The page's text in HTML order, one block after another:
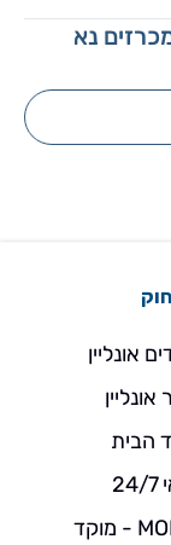
נא
אונליין
הבית
7
לאומית MOM - מוקד